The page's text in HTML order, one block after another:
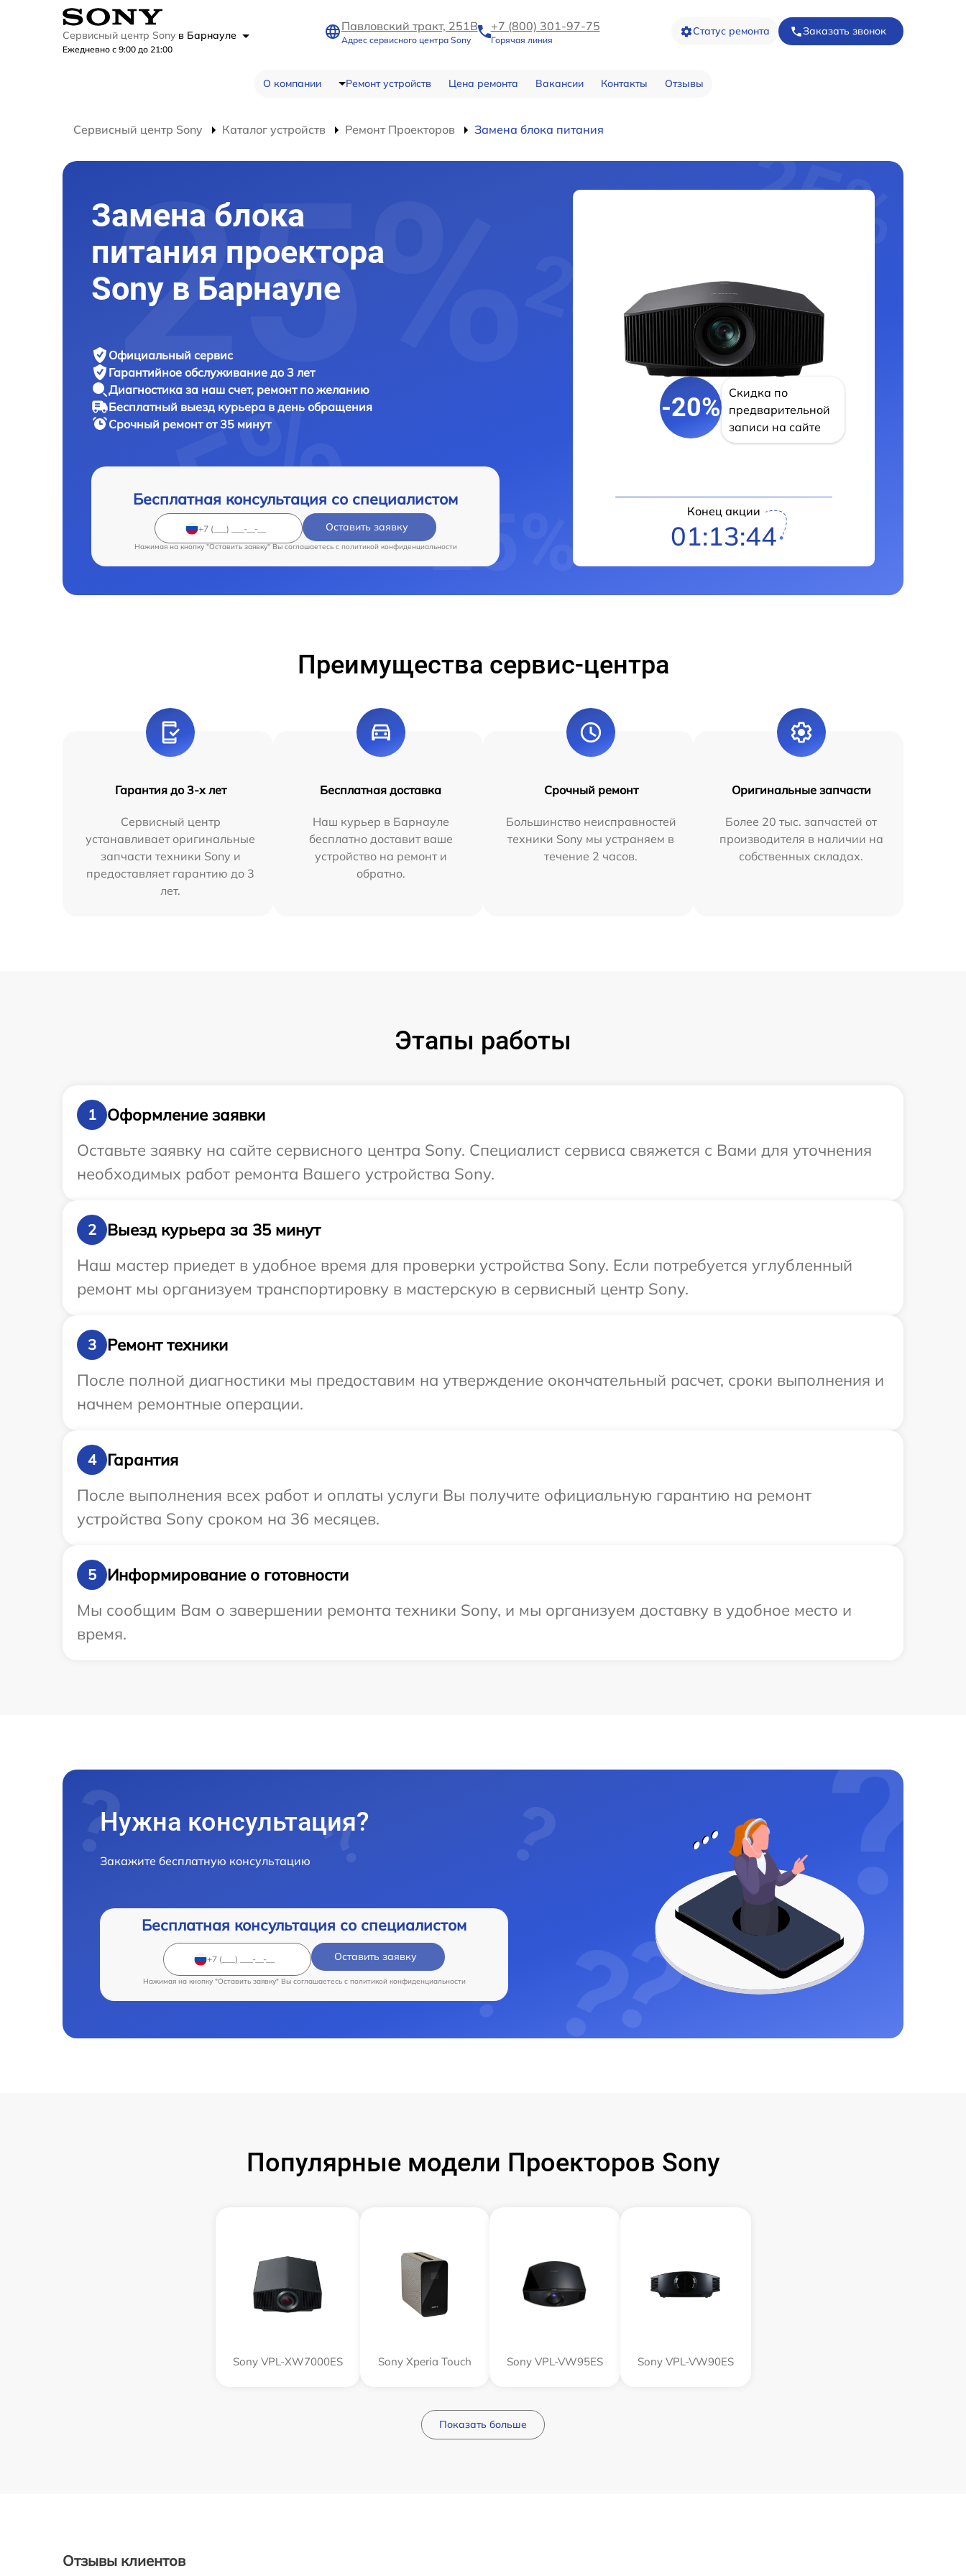
Сервисный центр Sony в Барнауле
Ежедневно с 9:00 до 21:00
Павловский тракт, 251В
Адрес сервисного центра Sony
+7 (800) 301-97-75
Горячая линия
Статус ремонта Заказать звонок
О компании Ремонт устройств Цена ремонта Вакансии Контакты Отзывы
Сервисный центр Sony Каталог устройств Ремонт Проекторов Замена блока питания
Замена блока
питания проектора
Sony в Барнауле
Официальный сервис
Гарантийное обслуживание до 3 лет
Диагностика за наш счет, ремонт по желанию
Бесплатный выезд курьера в день обращения
Срочный ремонтот 35 минут
Бесплатная консультация со специалистом
Оставить заявку
Нажимая на кнопку "Оставить заявку" Вы соглашаетесь c политикой конфиденциальности
-20%
Скидка по
предварительной
записи на сайте
Конец акции
01:13:41
Преимущества сервис-центра
Гарантия до 3-х лет
Сервисный центр
устанавливает оригинальные
запчасти техники Sony и
предоставляет гарантию до 3
лет.
Бесплатная доставка
Наш курьер в Барнауле
бесплатно доставит ваше
устройство на ремонт и
обратно.
Срочный ремонт
Большинство неисправностей
техники Sony мы устраняем в
течение 2 часов.
Оригинальные запчасти
Более 20 тыс. запчастей от
производителя в наличии на
собственных складах.
Этапы работы
1
Оформление заявки
Оставьте заявку на сайте сервисного центра Sony. Специалист сервиса свяжется с Вами для уточнения
необходимых работ ремонта Вашего устройства Sony.
2
Выезд курьера за 35 минут
Наш мастер приедет в удобное время для проверки устройства Sony. Если потребуется углубленный
ремонт мы организуем транспортировку в мастерскую в сервисный центр Sony.
3
Ремонт техники
После полной диагностики мы предоставим на утверждение окончательный расчет, сроки выполнения и
начнем ремонтные операции.
4
Гарантия
После выполнения всех работ и оплаты услуги Вы получите официальную гарантию на ремонт
устройства Sony сроком на 36 месяцев.
5
Информирование о готовности
Мы сообщим Вам о завершении ремонта техники Sony, и мы организуем доставку в удобное место и
время.
Нужна консультация?
Закажите бесплатную консультацию
Бесплатная консультация со специалистом
Оставить заявку
Нажимая на кнопку "Оставить заявку" Вы соглашаетесь c политикой конфиденциальности
Популярные модели Проекторов Sony
Sony VPL-XW7000ES Sony Xperia Touch Sony VPL-VW95ES Sony VPL-VW90ES
Показать больше
Отзывы клиентов